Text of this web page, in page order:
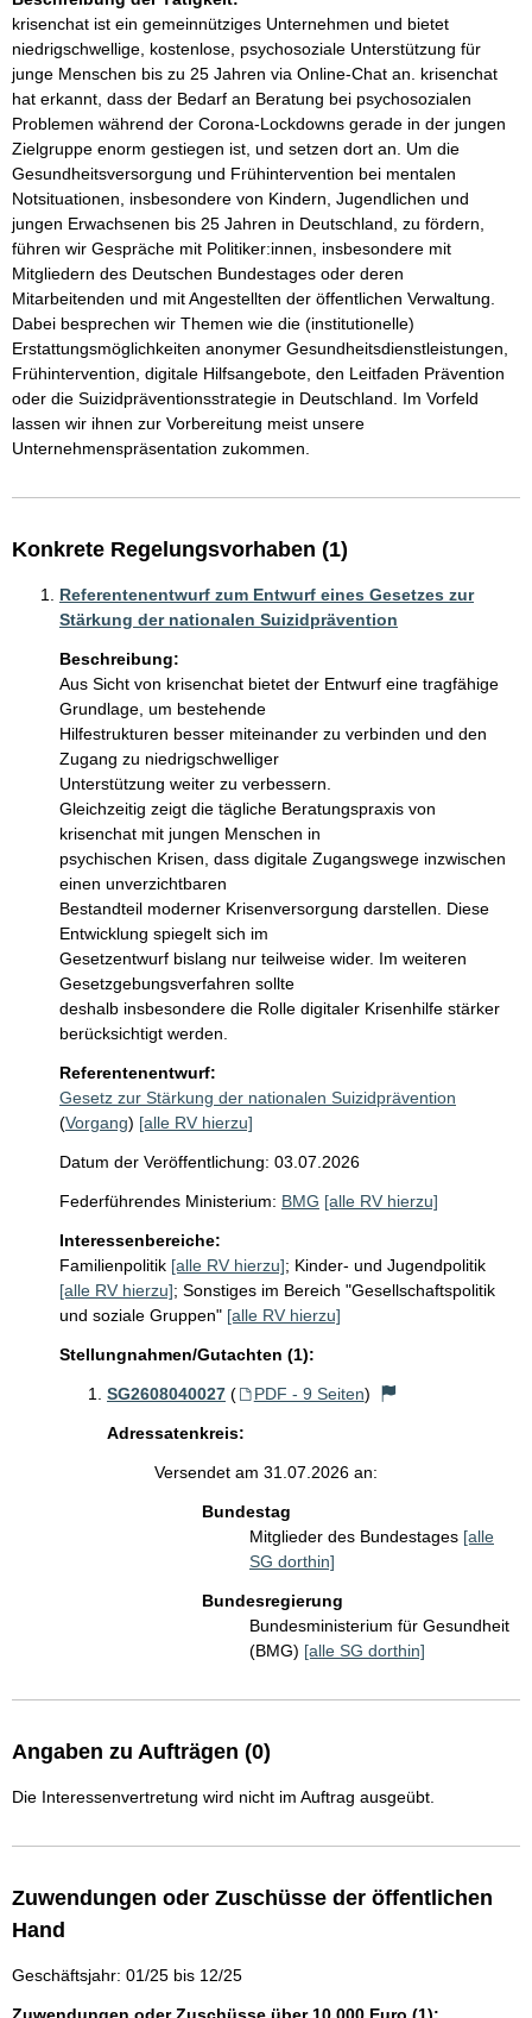
krisenchat ist ein gemeinnütziges Unternehmen und bietet
niedrigschwellige, kostenlose, psychosoziale Unterstützung für
junge Menschen bis zu 25 Jahren via Online-Chat an. krisenchat
hat erkannt, dass der Bedarf an Beratung bei psychosozialen
Problemen während der Corona-Lockdowns gerade in der jungen
Zielgruppe enorm gestiegen ist, und setzen dort an. Um die
Gesundheitsversorgung und Frühintervention bei mentalen
Notsituationen, insbesondere von Kindern, Jugendlichen und
jungen Erwachsenen bis 25 Jahren in Deutschland, zu fördern,
führen wir Gespräche mit Politiker:innen, insbesondere mit
Mitgliedern des Deutschen Bundestages oder deren
Mitarbeitenden und mit Angestellten der öffentlichen Verwaltung.
Dabei besprechen wir Themen wie die (institutionelle)
Erstattungsmöglichkeiten anonymer Gesundheitsdienstleistungen,
Frühintervention, digitale Hilfsangebote, den Leitfaden Prävention
oder die Suizidpräventionsstrategie in Deutschland. Im Vorfeld
lassen wir ihnen zur Vorbereitung meist unsere
Unternehmenspräsentation zukommen.
Konkrete Regelungsvorhaben (1)
Referentenentwurf zum Entwurf eines Gesetzes zur
Stärkung der nationalen Suizidprävention
Beschreibung:
Aus Sicht von krisenchat bietet der Entwurf eine tragfähige
Grundlage, um bestehende
Hilfestrukturen besser miteinander zu verbinden und den
Zugang zu niedrigschwelliger
Unterstützung weiter zu verbessern.
Gleichzeitig zeigt die tägliche Beratungspraxis von
krisenchat mit jungen Menschen in
psychischen Krisen, dass digitale Zugangswege inzwischen
einen unverzichtbaren
Bestandteil moderner Krisenversorgung darstellen. Diese
Entwicklung spiegelt sich im
Gesetzentwurf bislang nur teilweise wider. Im weiteren
Gesetzgebungsverfahren sollte
deshalb insbesondere die Rolle digitaler Krisenhilfe stärker
berücksichtigt werden.
Referentenentwurf:
Gesetz zur Stärkung der nationalen Suizidprävention
(Vorgang) [alle RV hierzu]
Datum der Veröffentlichung: 03.07.2026
Federführendes Ministerium: BMG [alle RV hierzu]
Interessenbereiche:
Familienpolitik [alle RV hierzu]; Kinder- und Jugendpolitik
[alle RV hierzu]; Sonstiges im Bereich "Gesellschaftspolitik
und soziale Gruppen" [alle RV hierzu]
Stellungnahmen/Gutachten (1):
SG2608040027 ( PDF - 9 Seiten)
Adressatenkreis:
Versendet am 31.07.2026 an:
Bundestag
Mitglieder des Bundestages [alle
SG dorthin]
Bundesregierung
Bundesministerium für Gesundheit
(BMG) [alle SG dorthin]
Angaben zu Aufträgen (0)
Die Interessenvertretung wird nicht im Auftrag ausgeübt.
Zuwendungen oder Zuschüsse der öffentlichen
Hand
Geschäftsjahr: 01/25 bis 12/25